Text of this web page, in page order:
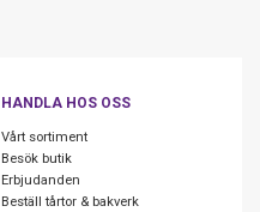
HANDLA HOS OSS
Vårt sortiment
Besök butik
Erbjudanden
Beställ tårtor & bakverk